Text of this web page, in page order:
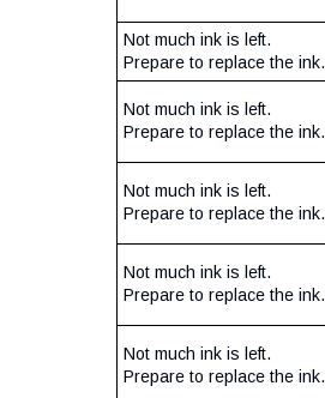
Not much ink is left.
Prepare to replace the ink.
Not much ink is left.
Prepare to replace the ink.
Not much ink is left.
Prepare to replace the ink.
Not much ink is left.
Prepare to replace the ink.
Not much ink is left.
Prepare to replace the ink.